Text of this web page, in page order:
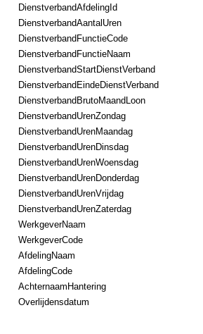
DienstverbandAfdelingId
DienstverbandAantalUren
DienstverbandFunctieCode
DienstverbandFunctieNaam
DienstverbandStartDienstVerband
DienstverbandEindeDienstVerband
DienstverbandBrutoMaandLoon
DienstverbandUrenZondag
DienstverbandUrenMaandag
DienstverbandUrenDinsdag
DienstverbandUrenWoensdag
DienstverbandUrenDonderdag
DienstverbandUrenVrijdag
DienstverbandUrenZaterdag
WerkgeverNaam
WerkgeverCode
AfdelingNaam
AfdelingCode
AchternaamHantering
Overlijdensdatum